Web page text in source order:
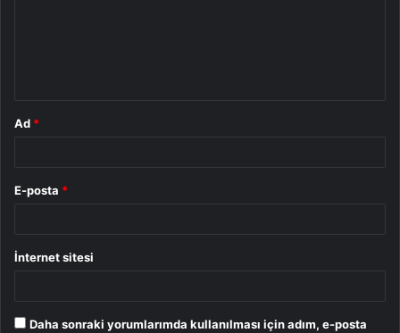
Ad *
E-posta *
İnternet sitesi
Daha sonraki yorumlarımda kullanılması için adım, e-posta